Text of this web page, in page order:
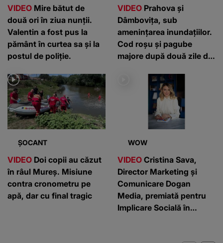
VIDEO Mire bătut de
două ori în ziua nunții.
Valentin a fost pus la
pământ în curtea sa și la
postul de poliție.
VIDEO Prahova și
Dâmbovița, sub
amenințarea inundațiilor.
Cod roșu și pagube
majore după două zile de
ȘOCANT
VIDEO Doi copii au căzut
în râul Mureș. Misiune
contra cronometru pe
apă, dar cu final tragic
WOW
VIDEO Cristina Sava,
Director Marketing și
Comunicare Dogan
Media, premiată pentru
Implicare Socială în